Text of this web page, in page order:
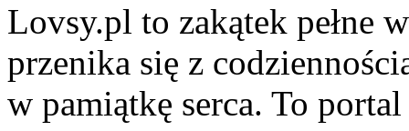
Lovsy.pl to zakątek pełne
przenika się z
w pamiątkę serca. To